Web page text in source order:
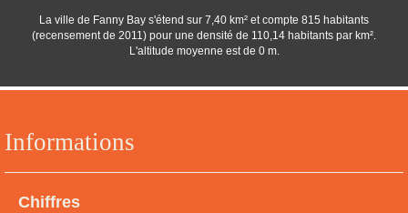
Informations
Chiffres
La ville de Fanny Bay s'étend sur 7,40 km² et compte 815 habitants
(recensement de 2011) pour une densité de 110,14 habitants par km².
L'altitude moyenne est de 0 m.